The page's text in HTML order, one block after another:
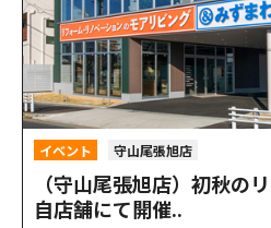
イベント 守山尾張旭店
（守山尾張旭店）初秋の
自店舗にて開催..